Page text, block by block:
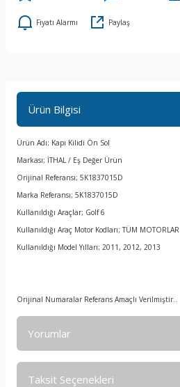
Fiyatı Alarmı Paylaş
Ürün Bilgisi
Ürün Adı; Kapı Kilidi Ön Sol
Markası; İTHAL / Eş Değer Ürün
Orijinal Referansı; 5K1837015D
Marka Referansı; 5K1837015D
Kullanıldığı Araçlar; Golf 6
Kullanıldığı Araç Motor Kodları; TÜM MOTORLAR
Kullanıldığı Model Yılları; 2011, 2012, 2013
Orijinal Numaralar Referans Amaçlı Verilmiştir..
Yorumlar
Taksit Seçenekleri